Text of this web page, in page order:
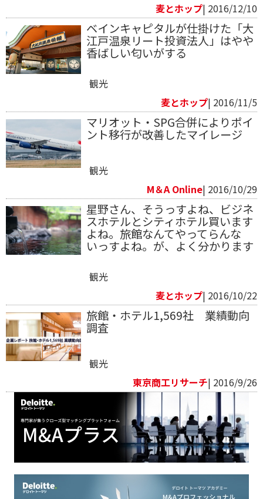
麦とホップ| 2016/12/10
ベインキャピタルが仕掛けた「大
江戸温泉リート投資法人」はやや
香ばしい匂いがする
観光
麦とホップ| 2016/11/5
マリオット・SPG合併によりポイ
ント移行が改善したマイレージ
観光
M＆A Online| 2016/10/29
星野さん、そうっすよね、ビジネ
スホテルとシティホテル買います
よね。旅館なんてやってらんな
いっすよね。が、よく分かります
観光
麦とホップ| 2016/10/22
旅館・ホテル1,569社 業績動向
調査
観光
東京商工リサーチ| 2016/9/26